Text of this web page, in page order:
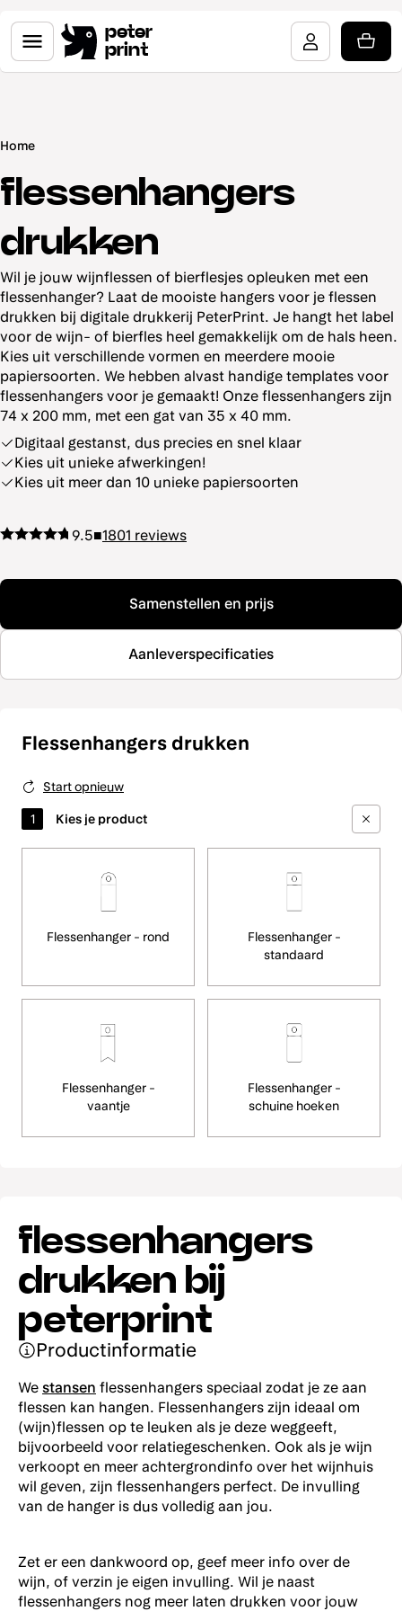
peter
print
Home
flessenhangers
drukken
Wil je jouw wijnflessen of bierflesjes opleuken met een
flessenhanger? Laat de mooiste hangers voor je flessen
drukken bij digitale drukkerij PeterPrint. Je hangt het label
voor de wijn- of bierfles heel gemakkelijk om de hals heen.
Kies uit verschillende vormen en meerdere mooie
papiersoorten. We hebben alvast handige templates voor
flessenhangers voor je gemaakt! Onze flessenhangers zijn
74 x 200 mm, met een gat van 35 x 40 mm.
Digitaal gestanst, dus precies en snel klaar
Kies uit unieke afwerkingen!
Kies uit meer dan 10 unieke papiersoorten
9.5■1801 reviews
Samenstellen en prijs
Aanleverspecificaties
Flessenhangers drukken
Start opnieuw
Flessenhanger - rond
Flessenhanger -
standaard
Flessenhanger -
vaantje
Flessenhanger -
schuine hoeken
flessenhangers
drukken bij
peterprint
Productinformatie
We stansen flessenhangers speciaal zodat je ze aan
flessen kan hangen. Flessenhangers zijn ideaal om
(wijn)flessen op te leuken als je deze weggeeft,
bijvoorbeeld voor relatiegeschenken. Ook als je wijn
verkoopt en meer achtergrondinfo over het wijnhuis
wil geven, zijn flessenhangers perfect. De invulling
van de hanger is dus volledig aan jou.
Zet er een dankwoord op, geef meer info over de
wijn, of verzin je eigen invulling. Wil je naast
flessenhangers nog meer laten drukken voor jouw